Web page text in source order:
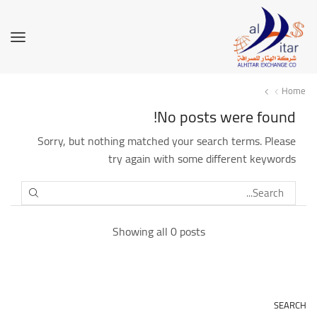
Home
No posts were found!
Sorry, but nothing matched your search terms. Please
try again with some different keywords
SEARCH
Showing all 0 posts
SEARCH